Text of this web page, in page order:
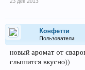
Конфетти
Пользователи
новый аромат от
слышится вкусно))